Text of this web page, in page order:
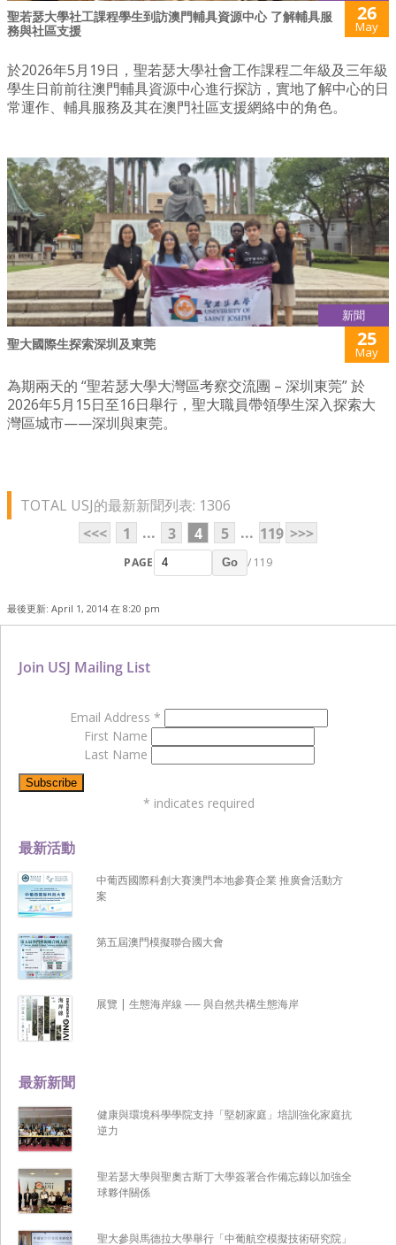
聖若瑟大學社工課程學生到訪澳門輔具資源中心 了解輔具服
務與社區支援
26
May
於2026年5月19日，聖若瑟大學社會工作課程二年級及三年級
學生日前前往澳門輔具資源中心進行探訪，實地了解中心的日
常運作、輔具服務及其在澳門社區支援網絡中的角色。
新聞
聖大國際生探索深圳及東莞 25
May
為期兩天的 “聖若瑟大學大灣區考察交流團 – 深圳東莞” 於
2026年5月15日至16日舉行，聖大職員帶領學生深入探索大
灣區城市——深圳與東莞。
TOTAL USJ的最新新聞列表: 1306
<<<
1 ... 3 4 5 ... 119 >>>
PAGE Go / 119
最後更新: April 1, 2014 在 8:20 pm
最新新聞
健康與環境科學學院支持「堅韌家庭」培訓強化家庭抗
逆力
聖若瑟大學與聖奧古斯丁大學簽署合作備忘錄以加強全
球夥伴關係
聖大參與馬德拉大學舉行「中葡航空模擬技術研究院」
最新活動
中葡西國際科創大賽澳門本地參賽企業 推廣會活動方
案
第五屆澳門模擬聯合國大會
展覽 | 生態海岸線 ── 與自然共構生態海岸
Join USJ Mailing List
Email Address *
First Name
Last Name
* indicates required